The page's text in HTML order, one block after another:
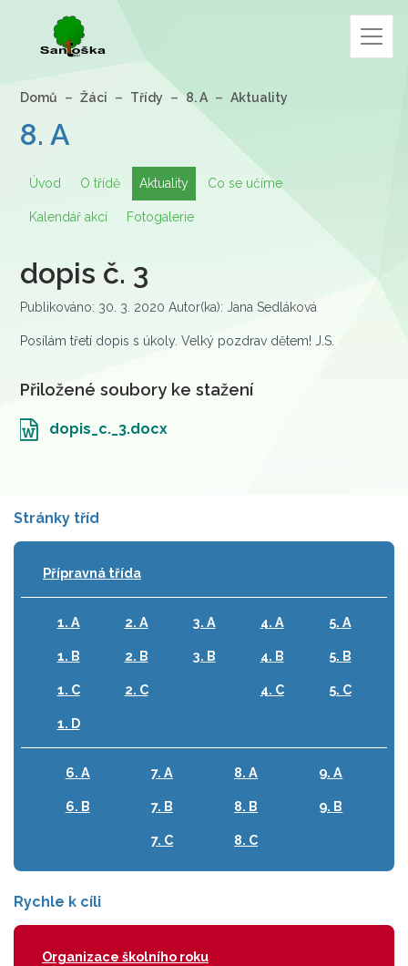
Domů Žáci Třídy 8. A Aktuality
8. A
Úvod O třídě Aktuality Co se učíme
Kalendář akcí Fotogalerie
dopis č. 3
Publikováno: 30. 3. 2020 Autor(ka): Jana Sedláková
Posílám třetí dopis s úkoly. Velký pozdrav dětem! J.S.
Přiložené soubory ke stažení
dopis_c._3.docx
Stránky tříd
Přípravná třída
1. A
1. B
1. C
1. D
2. A
2. B
2. C
3. A
3. B
4. A
4. B
4. C
5. A
5. B
5. C
6. A
6. B
7. A
7. B
7. C
8. A
8. B
8. C
9. A
9. B
Rychle k cíli
Organizace školního roku